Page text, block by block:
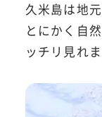
久米島は地
とにかく自
ッチリ見れ